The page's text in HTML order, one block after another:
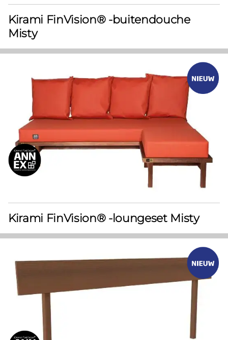
Kirami FinVision® -buitendouche
Misty
Kirami FinVision® -loungeset Misty